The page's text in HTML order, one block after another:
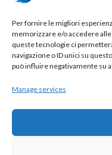
Per fornire le migliori
memorizzare e/o accedere
queste tecnologie ci
navigazione o ID unici su
può influire negativamente su
Manage services
Beurré Restaurant
88841 - Italy,012